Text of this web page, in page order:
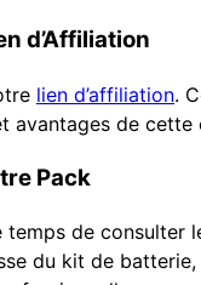
d’Affiliation
lien d’affiliation.
avantages de cette
Pack
temps de
du kit de